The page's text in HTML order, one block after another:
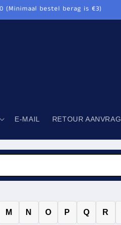
(Minimaal bestel berag is €3)
E-MAIL RETOUR
M N O P Q R